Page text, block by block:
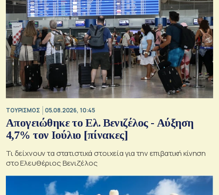
ΤΟΥΡΙΣΜΟΣ 05.08.2026, 10:45
Απογειώθηκε το Ελ. Βενιζέλος - Αύξηση
4,7% τον Ιούλιο [πίνακες]
Τι δείχνουν τα στατιστικά στοιχεία για την επιβατική κίνηση
στο Ελευθέριος Βενιζέλος